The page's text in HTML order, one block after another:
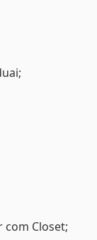
com Closet;